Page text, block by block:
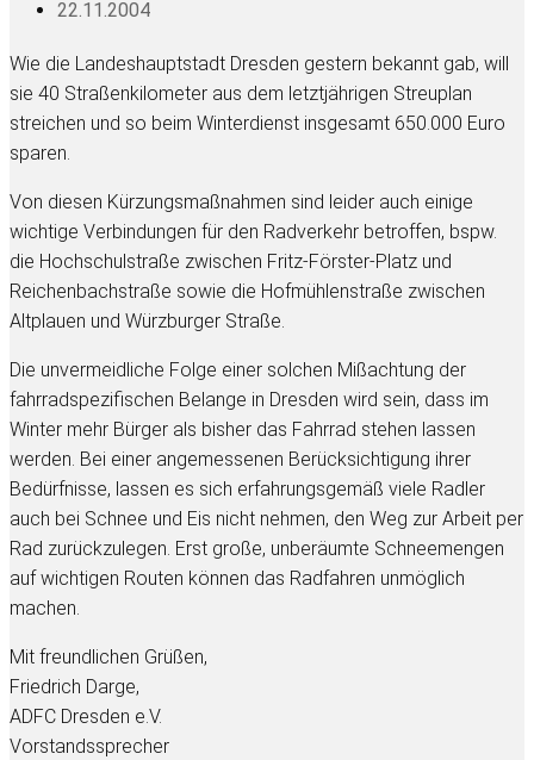
22.11.2004
Wie die Landeshauptstadt Dresden gestern bekannt gab, will
sie 40 Straßenkilometer aus dem letztjährigen Streuplan
streichen und so beim Winterdienst insgesamt 650.000 Euro
sparen.
Von diesen Kürzungsmaßnahmen sind leider auch einige
wichtige Verbindungen für den Radverkehr betroffen, bspw.
die Hochschulstraße zwischen Fritz-Förster-Platz und
Reichenbachstraße sowie die Hofmühlenstraße zwischen
Altplauen und Würzburger Straße.
Die unvermeidliche Folge einer solchen Mißachtung der
fahrradspezifischen Belange in Dresden wird sein, dass im
Winter mehr Bürger als bisher das Fahrrad stehen lassen
werden. Bei einer angemessenen Berücksichtigung ihrer
Bedürfnisse, lassen es sich erfahrungsgemäß viele Radler
auch bei Schnee und Eis nicht nehmen, den Weg zur Arbeit per
Rad zurückzulegen. Erst große, unberäumte Schneemengen
auf wichtigen Routen können das Radfahren unmöglich
machen.
Mit freundlichen Grüßen,
Friedrich Darge,
ADFC Dresden e.V.
Vorstandssprecher